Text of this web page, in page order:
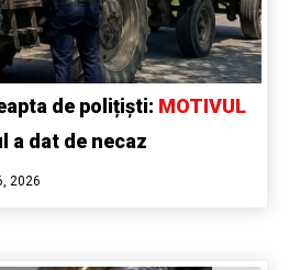
de polițiști: MOTIVUL
a dat de necaz
2026